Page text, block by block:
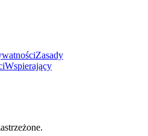
Zasady
Wspierający